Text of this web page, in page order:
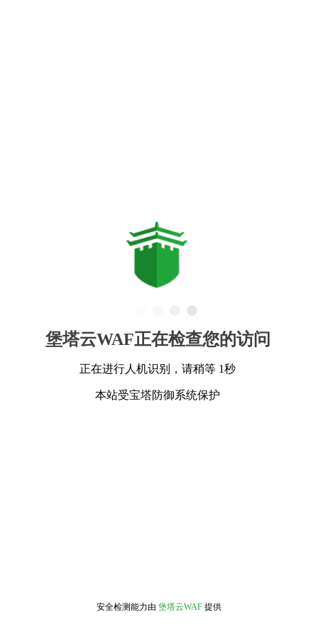
堡塔云WAF正在检查您的访问
正在进行人机识别，请稍等 1秒
本站受宝塔防御系统保护
安全检测能力由 堡塔云WAF 提供